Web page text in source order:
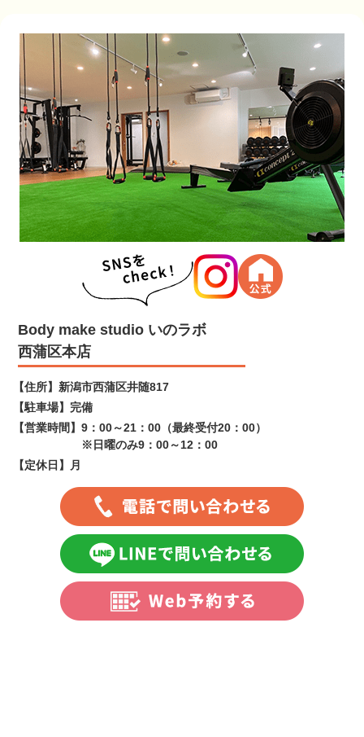
Body make studio いのラボ
西蒲区本店
【住所】 新潟市西蒲区井随817
【駐車場】 完備
【営業時間】 9：00～21：00（最終受付20：00）
※日曜のみ9：00～12：00
【定休日】
月